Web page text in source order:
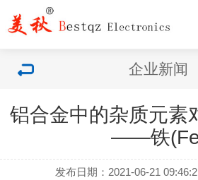
企业新闻
铝合金中的杂质元素
——铁
发布日期：2021-06-21